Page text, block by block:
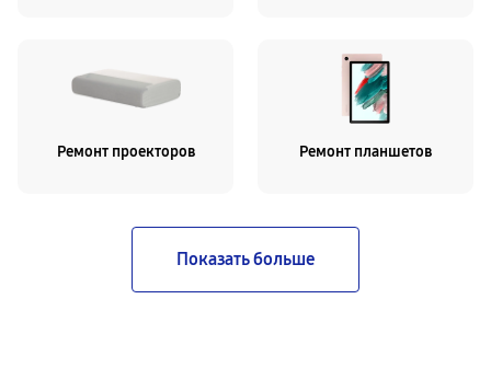
Ремонт проекторов Ремонт планшетов